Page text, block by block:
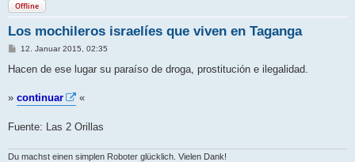
Offline
Los mochileros israelíes que viven en Taganga
B
i
a
g
12. Januar 2015, 02:35
Hacen de ese lugar su paraíso de droga, prostitución e ilegalidad.
» continuar «
Fuente: Las 2 Orillas
Du machst einen simplen Roboter glücklich. Vielen Dank!